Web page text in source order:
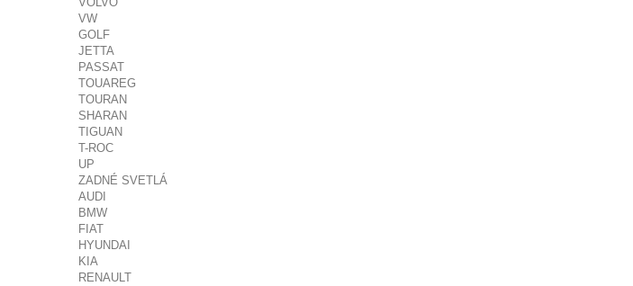
VW
GOLF
JETTA
PASSAT
TOUAREG
TOURAN
SHARAN
TIGUAN
T-ROC
UP
ZADNÉ SVETLÁ
AUDI
BMW
FIAT
HYUNDAI
KIA
RENAULT